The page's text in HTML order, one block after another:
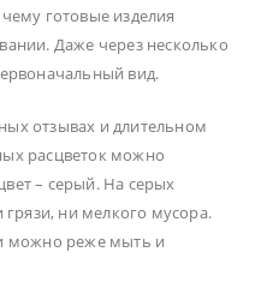
готовые изделия
Даже через несколько
вид.
отзывах и длительном
расцветок можно
– серый. На серых
ни мелкого мусора.
можно реже мыть и